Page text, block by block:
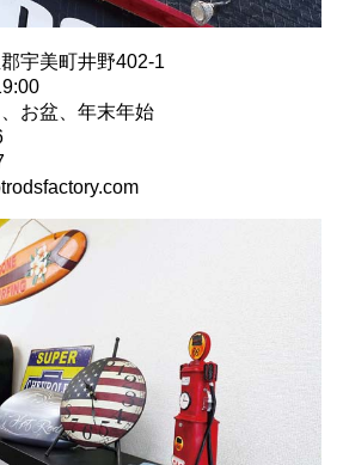
宇美町井野402-1
お盆、年末年始